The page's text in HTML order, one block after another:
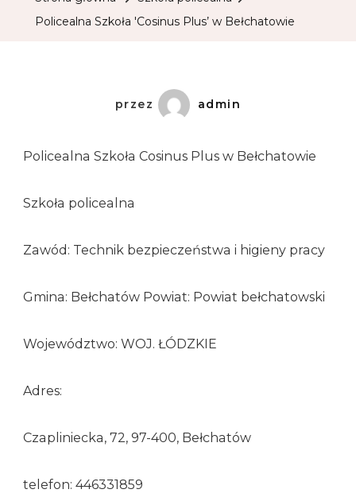
Policealna Szkoła 'Cosinus Plus’ w Bełchatowie
przez admin
Policealna Szkoła Cosinus Plus w Bełchatowie
Szkoła policealna
Zawód: Technik bezpieczeństwa i higieny pracy
Gmina: Bełchatów Powiat: Powiat bełchatowski
Województwo: WOJ. ŁÓDZKIE
Adres:
Czapliniecka, 72, 97-400, Bełchatów
telefon: 446331859